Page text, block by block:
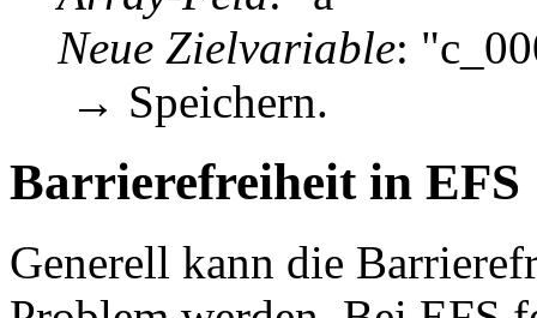
Neue Zielvariable:
→ Speichern.
Barrierefreiheit in EFS
Generell kann die